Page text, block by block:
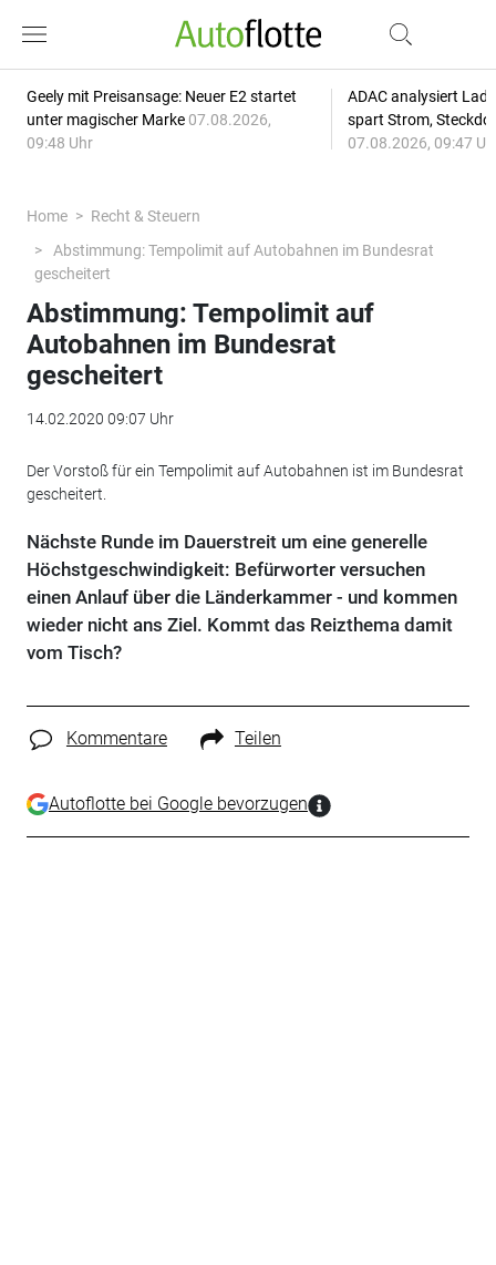
Geely mit Preisansage: Neuer E2 startet
unter magischer Marke 07.08.2026,
09:48 Uhr
ADAC analysiert
spart Strom,
07.08.2026, 09:47
Home
Recht & Steuern
Abstimmung: Tempolimit auf Autobahnen im Bundesrat
gescheitert
Abstimmung: Tempolimit auf
Autobahnen im Bundesrat
gescheitert
14.02.2020 09:07 Uhr
Der Vorstoß für ein Tempolimit auf Autobahnen ist im Bundesrat
gescheitert.
Nächste Runde im Dauerstreit um eine generelle
Höchstgeschwindigkeit: Befürworter versuchen
einen Anlauf über die Länderkammer - und kommen
wieder nicht ans Ziel. Kommt das Reizthema damit
vom Tisch?
Kommentare Teilen
Autoflotte bei Google bevorzugen